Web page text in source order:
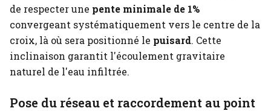
de respecter une pente minimale de 1%
convergeant systématiquement vers le centre de la
croix, là où sera positionné le puisard. Cette
inclinaison garantit l'écoulement gravitaire
naturel de l'eau infiltrée.
Pose du réseau et raccordement au point